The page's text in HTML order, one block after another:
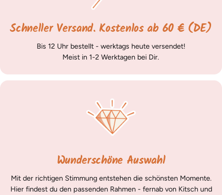
Schneller Versand. Kostenlos ab 60 € (DE)
Bis 12 Uhr bestellt - werktags heute versendet!
Meist in 1-2 Werktagen bei Dir.
Wunderschöne Auswahl
Mit der richtigen Stimmung entstehen die schönsten Momente.
Hier findest du den passenden Rahmen - fernab von Kitsch und